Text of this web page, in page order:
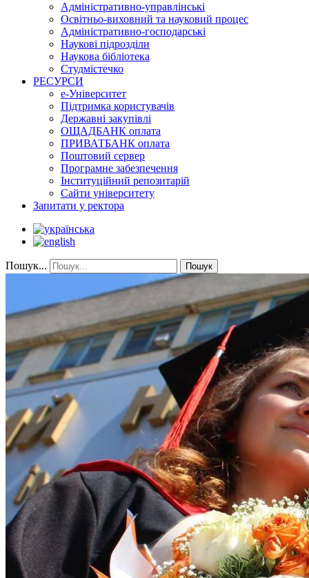
Адміністративно-управлінські
Освітньо-виховний та науковий процес
Адміністративно-господарські
Наукові підрозділи
Наукова бібліотека
Студмістечко
РЕСУРСИ
е-Університет
Підтримка користувачів
Державні закупівлі
ОЩАДБАНК оплата
ПРИВАТБАНК оплата
Поштовий сервер
Програмне забезпечення
Інституційний репозитарій
Сайти університету
Запитати у ректора
Пошук... Пошук